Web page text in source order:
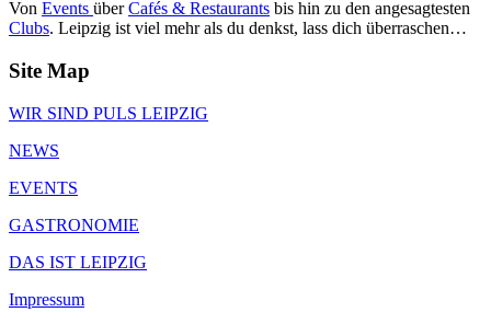
Von Events überCafés & Restaurants bis hin zu den angesagtesten
Clubs. Leipzig ist viel mehr als du denkst, lass dich überraschen…
Site Map
WIR SIND PULS LEIPZIG
NEWS
EVENTS
GASTRONOMIE
DAS IST LEIPZIG
Impressum